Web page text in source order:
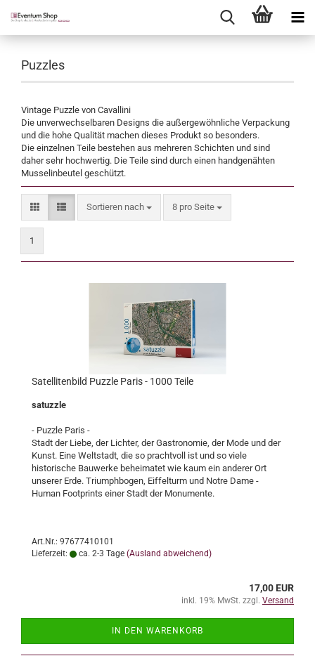
Puzzles
Vintage Puzzle von Cavallini
Die unverwechselbaren Designs die außergewöhnliche Verpackung
und die hohe Qualität machen dieses Produkt so besonders.
Die einzelnen Teile bestehen aus mehreren Schichten und sind
daher sehr hochwertig. Die Teile sind durch einen handgenähten
Musselinbeutel geschützt.
Sortieren nach
Sortieren nach 8 pro Seite
pro Seite
1
Satellitenbild Puzzle Paris - 1000 Teile
satuzzle
- Puzzle Paris -
Stadt der Liebe, der Lichter, der Gastronomie, der Mode und der
Kunst. Eine Weltstadt, die so prachtvoll ist und so viele
historische Bauwerke beheimatet wie kaum ein anderer Ort
unserer Erde. Triumphbogen, Eiffelturm und Notre Dame -
Human Footprints einer Stadt der Monumente.
Art.Nr.: 97677410101
Lieferzeit:
ca. 2-3 Tage (Ausland abweichend)
17,00 EUR
inkl. 19% MwSt. zzgl. Versand
IN DEN WARENKORB